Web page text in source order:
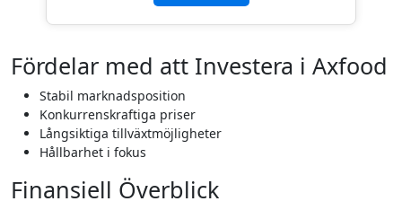
Fördelar med att Investera i Axfood
Stabil marknadsposition
Konkurrenskraftiga priser
Långsiktiga tillväxtmöjligheter
Hållbarhet i fokus
Finansiell Överblick